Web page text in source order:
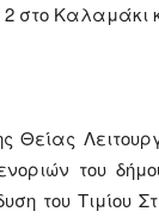
στο Καλαμάκι
Θείας
του
του Τιμίου